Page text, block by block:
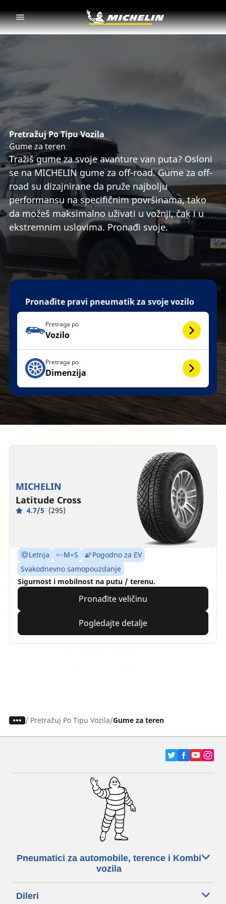
Pretražuj Po Tipu Vozila
Gume za teren
Tražiš gume za svoje avanture van puta? Osloni
se na MICHELIN gume za off-road. Gume za off-
road su dizajnirane da pruže najbolju
performansu na specifičnim površinama, tako
da možeš maksimalno uživati u vožnji, čak i u
ekstremnim uslovima. Pronađi svoje.
Pronađite pravi pneumatik za svoje vozilo
Pretraga po
Vozilo
Pretraga po
Dimenzija
MICHELIN
Latitude Cross
4.7/5 (295)
Letnja M+S
Pogodno za EV
Svakodnevno samopouzdanje
Sigurnost i mobilnost na putu / terenu.
Pronađite veličinu
Pogledajte detalje
/ Pretražuj Po Tipu Vozila Gume za teren
Pneumatici za automobile, terence i Kombi
vozila
Dileri